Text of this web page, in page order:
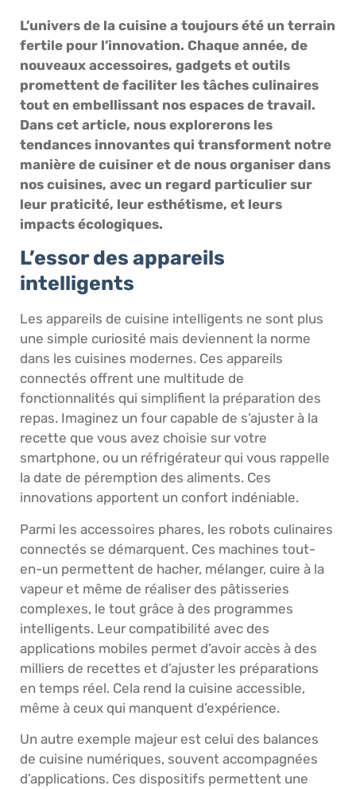
L’univers de la cuisine a toujours été un terrain
fertile pour l’innovation. Chaque année, de
nouveaux accessoires, gadgets et outils
promettent de faciliter les tâches culinaires
tout en embellissant nos espaces de travail.
Dans cet article, nous explorerons les
tendances innovantes qui transforment notre
manière de cuisiner et de nous organiser dans
nos cuisines, avec un regard particulier sur
leur praticité, leur esthétisme, et leurs
impacts écologiques.
L’essor des appareils
intelligents
Les appareils de cuisine intelligents ne sont plus
une simple curiosité mais deviennent la norme
dans les cuisines modernes. Ces appareils
connectés offrent une multitude de
fonctionnalités qui simplifient la préparation des
repas. Imaginez un four capable de s’ajuster à la
recette que vous avez choisie sur votre
smartphone, ou un réfrigérateur qui vous rappelle
la date de péremption des aliments. Ces
innovations apportent un confort indéniable.
Parmi les accessoires phares, les robots culinaires
connectés se démarquent. Ces machines tout-
en-un permettent de hacher, mélanger, cuire à la
vapeur et même de réaliser des pâtisseries
complexes, le tout grâce à des programmes
intelligents. Leur compatibilité avec des
applications mobiles permet d’avoir accès à des
milliers de recettes et d’ajuster les préparations
en temps réel. Cela rend la cuisine accessible,
même à ceux qui manquent d’expérience.
Un autre exemple majeur est celui des balances
de cuisine numériques, souvent accompagnées
d’applications. Ces dispositifs permettent une